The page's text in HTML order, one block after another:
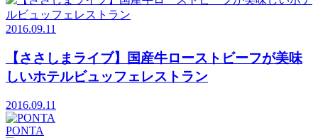
2016.09.11
【ささしまライブ】国産牛ローストビーフが美味
しいホテルビュッフェレストラン
2016.09.11
PONTA